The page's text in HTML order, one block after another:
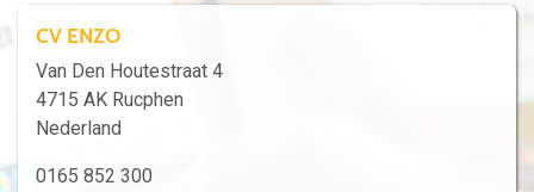
CV ENZO
Van Den Houtestraat 4
4715 AK Rucphen
Nederland
0165 852 300